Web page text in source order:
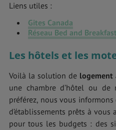
Liens utiles :
Gites Canada
Réseau Bed and
Les hôtels et les
Voilà la solution de logement
une chambre d’hôtel ou de
préférez, nous vous
d’établissements prêts à
pour tous les budgets : des